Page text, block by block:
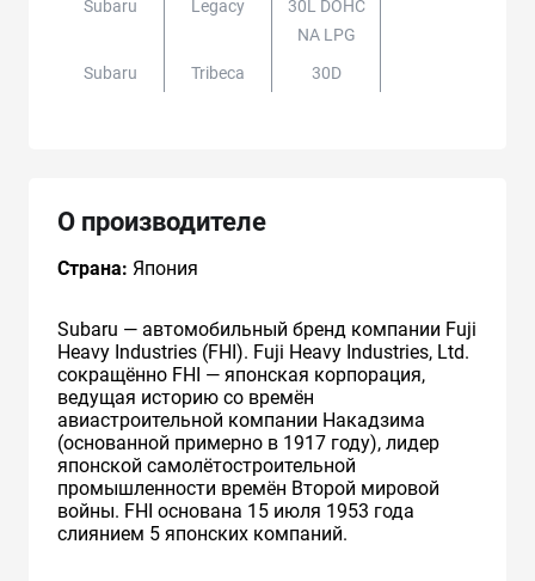
Subaru Legacy
30L DOHC
NA LPG
Subaru
Tribeca 30D
О производителе
Страна: Япония
Subaru — автомобильный бренд компании Fuji
Heavy Industries (FHI). Fuji Heavy Industries, Ltd.
сокращённо FHI — японская корпорация,
ведущая историю со времён
авиастроительной компании Накадзима
(основанной примерно в 1917 году), лидер
японской самолётостроительной
промышленности времён Второй мировой
войны. FHI основана 15 июля 1953 года
слиянием 5 японских компаний.